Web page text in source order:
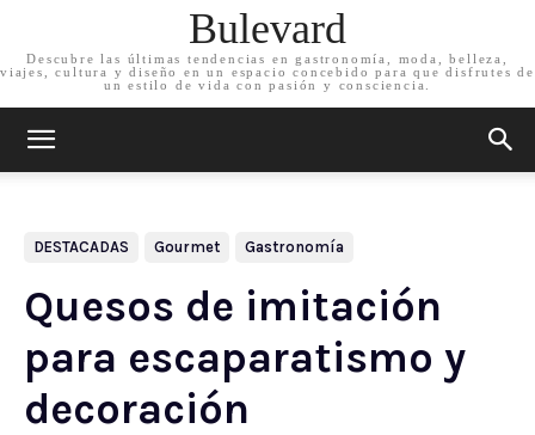
Bulevard
Descubre las últimas tendencias en gastronomía, moda, belleza,
viajes, cultura y diseño en un espacio concebido para que disfrutes de
un estilo de vida con pasión y consciencia.
DESTACADAS Gourmet Gastronomía
Quesos de imitación
para escaparatismo y
decoración